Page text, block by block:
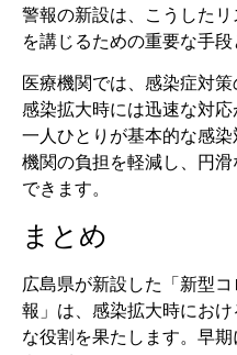
警報の新設は、こうした
を講じるための重要な手段
医療機関では、感染症対策
感染拡大時には迅速な対
一人ひとりが基本的な感
機関の負担を軽減し、円
できます。
まとめ
広島県が新設した「新型
報」は、感染拡大時にお
な役割を果たします。早